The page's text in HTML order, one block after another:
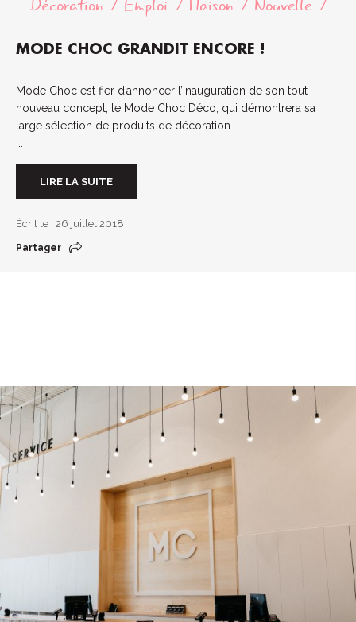
MODE CHOC GRANDIT ENCORE !
Mode Choc est fier d’annoncer l’inauguration de son tout
nouveau concept, le Mode Choc Déco, qui démontrera sa
large sélection de produits de décoration
LIRE LA SUITE
Écrit le : 26 juillet 2018
Partager